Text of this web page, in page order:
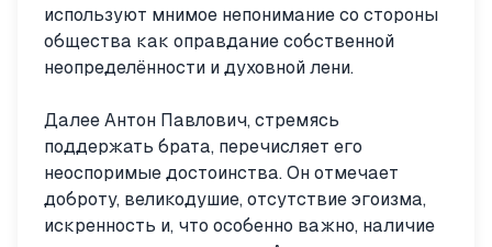
используют мнимое непонимание со стороны
общества как оправдание собственной
неопределённости и духовной лени.
Далее Антон Павлович, стремясь
поддержать брата, перечисляет его
неоспоримые достоинства. Он отмечает
доброту, великодушие, отсутствие эгоизма,
искренность и, что особенно важно, наличие